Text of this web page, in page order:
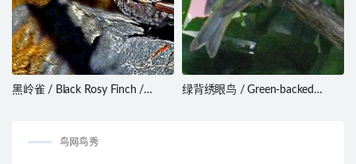
黑岭雀 / Black Rosy Finch /
绿背绣眼鸟 / Green-backed
鸟网鸟秀